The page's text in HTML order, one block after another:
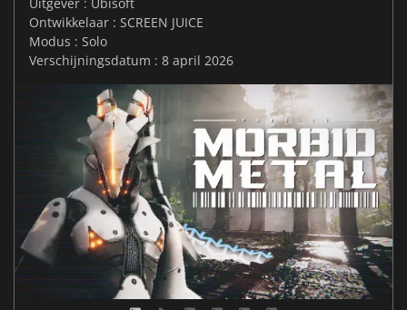
Ontwikkelaar : SCREEN JUICE
Modus : Solo
Verschijningsdatum : 8 april 2026